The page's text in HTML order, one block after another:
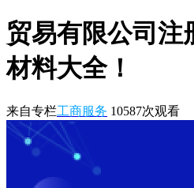
贸易有限公司注
材料大全！
来自专栏工商服务 10587次观看